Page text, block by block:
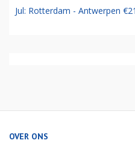
Jul: Rotterdam - Antwerpen €21
OVER ONS